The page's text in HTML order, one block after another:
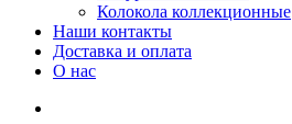
Колокола коллекционные
Наши контакты
Доставка и оплата
О нас